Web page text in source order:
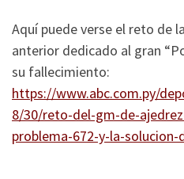
Aquí puede verse el reto de
anterior dedicado al gran
su fallecimiento:
https://www.abc.com.py/
8/30/reto-del-gm-de-
problema-672-y-la-